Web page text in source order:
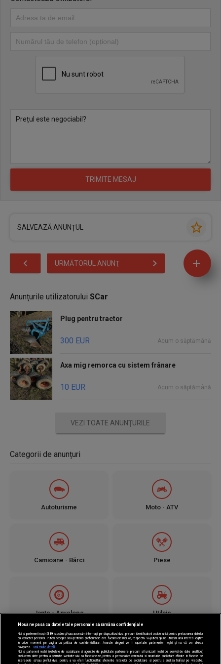
SALVEAZĂ ANUNȚUL
URMĂTORUL ANUNŢ
Anunțurile utilizatoruluiSCar
Plug pentru tractor
300 EUR Acum o săptămână
Axa mig remorca cu sistem frânare
10 EUR Acum o săptămână
VEZI TOATE ANUNŢURILE
Categorii de anunțuri
Autoturisme Moto - ATV
Camioane - Bărci Piese
Jante - Anvelope Utilaje
Nouă ne pasă ca datele tale personale să rămână confidențiale
Noi și partenerii noștri 589 stocăm și/sau accesăm informații pe dispozitivul dvs., precum identificatorii cookie unici pentru prelucrarea datelor
cu caracter personal. Puteți accepta sau gestiona preferințele dvs. făcând clic mai jos, respectiv vă puteți opune utilizării unui interes legitim
în orice moment pe pagina cu politica de confidențialitate. Aceste alegeri vor fi raportate partenerilor noștri și nu vă vor afecta
navigarea.
Mai multe detalii
Noi si partenerii nostri (retelele de socializare si agentiile de publicitate partenere, precum si furnizorii nostri de servicii de date analitice)
prelucram date pentru a permite website-ului sa functioneze, pentru a personaliza continutul si anunturile publicitare afisate in functie de
interesele si/sau profilul dvs., pentru a va oferi functionalitati aferente retelelor de socializare si pentru a analiza traficul pe website.